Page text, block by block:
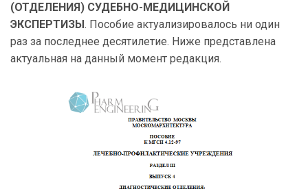
(ОТДЕЛЕНИЯ) СУДЕБНО-МЕДИЦИНСКОЙ
ЭКСПЕРТИЗЫ. Пособие актуализировалось ни один
раз за последнее десятилетие. Ниже представлена
актуальная на данный момент редакция.